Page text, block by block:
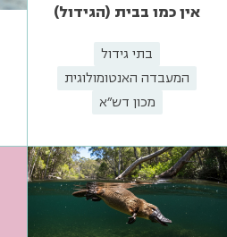
אין כמו בבית (הגידול)
בתי גידול
המעבדה האנטומולוגית
מכון דש"א